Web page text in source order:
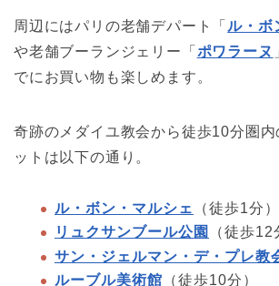
周辺にはパリの老舗デパート「 ル・ボ
や老舗ブーランジェリー「 ポワラーヌ
でにお買い物も楽しめます。
奇跡のメダイユ教会から徒歩10分圏
ットは以下の通り。
ル・ボン・マルシェ
（徒歩1分）
リュクサンブール公園
（徒歩12
サン・ジェルマン・デ・プレ教
ルーブル美術館 （徒歩10分）